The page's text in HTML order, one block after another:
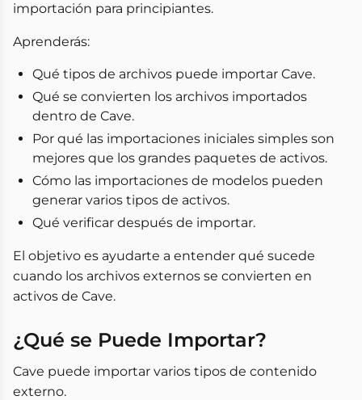
importación para principiantes.
Aprenderás:
Qué tipos de archivos puede importar Cave.
Qué se convierten los archivos importados
dentro de Cave.
Por qué las importaciones iniciales simples son
mejores que los grandes paquetes de activos.
Cómo las importaciones de modelos pueden
generar varios tipos de activos.
Qué verificar después de importar.
El objetivo es ayudarte a entender qué sucede
cuando los archivos externos se convierten en
activos de Cave.
¿Qué se Puede Importar?
Cave puede importar varios tipos de contenido
externo.